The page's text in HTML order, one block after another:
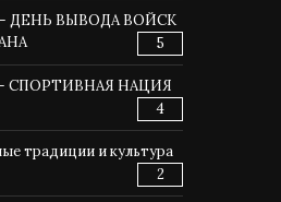
– ДЕНЬ ВЫВОДА ВОЙСК
5
СПОРТИВНАЯ НАЦИЯ
4
традиции и культура
2